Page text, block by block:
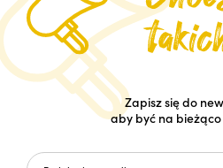
Zapisz się do
aby być na